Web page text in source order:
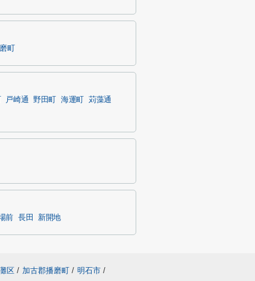
町
戸崎通 野田町 海運町
苅藻通
前 長田 新開地
区 / 加古郡播磨町 / 明石市 /